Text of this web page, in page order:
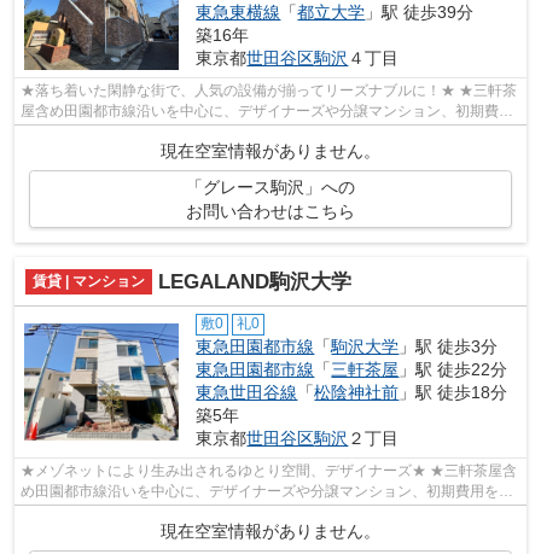
東急東横線 「都立大学 」駅 徒歩39分
築16年
東京都世田谷区駒沢 ４丁目
★落ち着いた閑静な街で、人気の設備が揃ってリーズナブルに！★ ★三軒茶
屋含め田園都市線沿いを中心に、デザイナーズや分譲マンション、初期費用
現在空室情報がありません。
「グレース駒沢」への
お問い合わせはこちら
賃貸 | マンション LEGALAND駒沢大学
敷0 礼0
東急田園都市線 「駒沢大学 」駅 徒歩3分
東急田園都市線 「三軒茶屋 」駅 徒歩22分
東急世田谷線 「松陰神社前 」駅 徒歩18分
築5年
東京都世田谷区駒沢 ２丁目
★メゾネットにより生み出されるゆとり空間、デザイナーズ★ ★三軒茶屋含
め田園都市線沿いを中心に、デザイナーズや分譲マンション、初期費用を抑
現在空室情報がありません。